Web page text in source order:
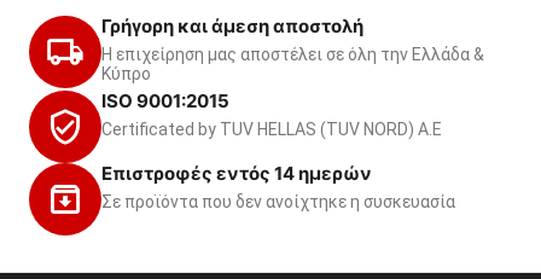
Γρήγορη και άμεση αποστολή
Η επιχείρηση μας αποστέλει σε όλη την Ελλάδα &
Κύπρο
ISO 9001:2015
Certificated by TUV HELLAS (TUV NORD) Α.Ε
Επιστροφές εντός 14 ημερών
Σε προϊόντα που δεν ανοίχτηκε η συσκευασία